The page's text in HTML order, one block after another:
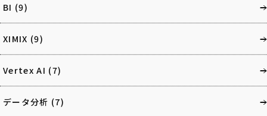
BI (9)
XIMIX (9)
Vertex AI (7)
データ分析 (7)